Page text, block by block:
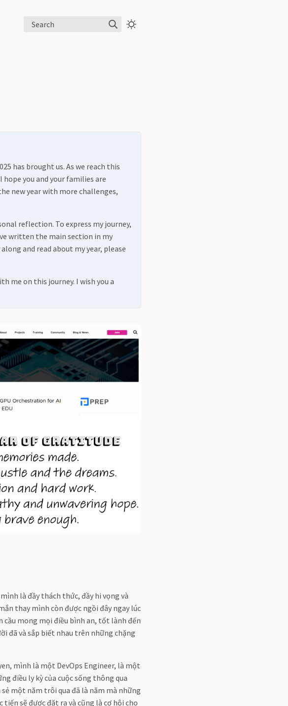
Search
has brought us. As we reach this
you and your families are
new year with more challenges,
reflection. To express my journey,
written the main section in my
and read about my year, please
me on this journey. I wish you a
là đầy thách thức, đầy hi vọng và
thay mình còn được ngồi đây ngay lúc
cầu mong mọi điều bình an, tốt lành đến
đã và sắp biết nhau trên những chặng
mình là một DevOps Engineer, là một
điều ly kỳ của cuộc sống thông qua
sẻ một năm trôi qua đã là năm mà những
sẽ được đặt ra và cũng là cơ hội cho